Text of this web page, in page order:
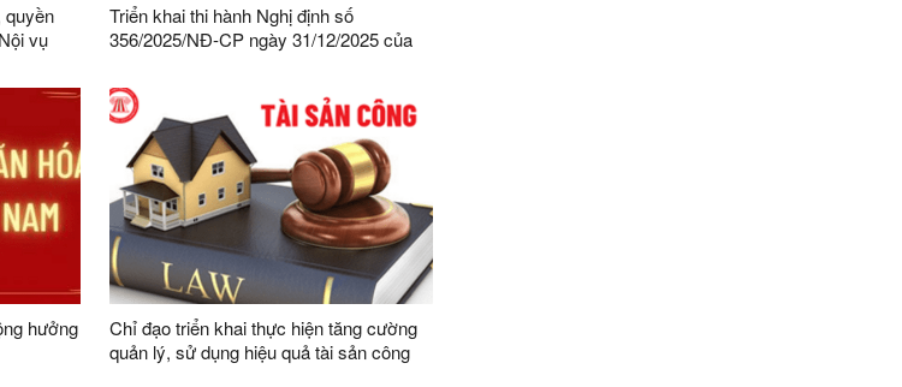
quyền
vụ
Triển khai thi hành Nghị định số
356/2025/NĐ-CP ngày 31/12/2025 của
và biện pháp thi hành Luật Bảo vệ dữ liệu
cá nhân trên địa bàn tỉnh Lạng Sơn
hưởng
Chỉ đạo triển khai thực hiện tăng cường
quản lý, sử dụng hiệu quả tài sản công